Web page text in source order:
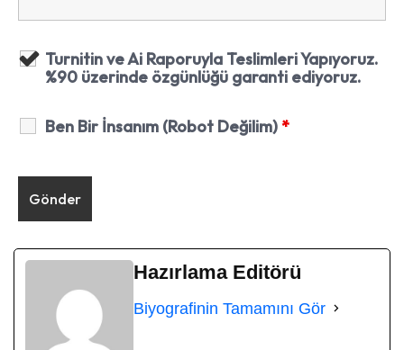
Turnitin ve Ai Raporuyla Teslimleri Yapıyoruz.
%90 üzerinde özgünlüğü garanti ediyoruz.
Ben Bir İnsanım (Robot Değilim)*
Hazırlama Editörü
Biyografinin Tamamını Gör